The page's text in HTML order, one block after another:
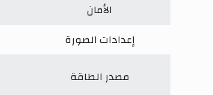
الأمان
إعدادات الصورة
مصدر الطاقة